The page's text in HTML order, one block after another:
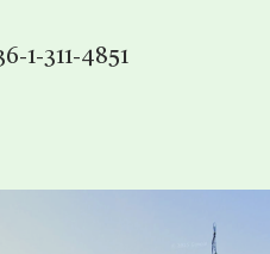
1-311-4851